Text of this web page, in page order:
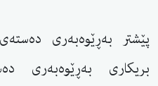
پێشتر بەڕێوەبەری
بریكاری بەڕێوەبەری